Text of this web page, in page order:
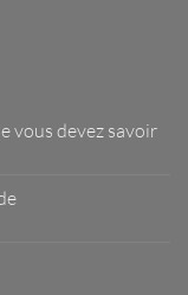
vous devez savoir